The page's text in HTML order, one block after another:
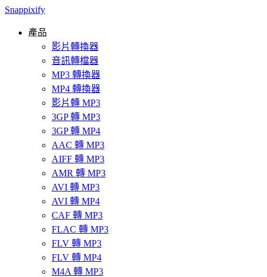
Snappixify
產品
影片轉換器
音訊轉檔器
MP3 轉換器
MP4 轉換器
影片轉 MP3
3GP 轉 MP3
3GP 轉 MP4
AAC 轉 MP3
AIFF 轉 MP3
AMR 轉 MP3
AVI 轉 MP3
AVI 轉 MP4
CAF 轉 MP3
FLAC 轉 MP3
FLV 轉 MP3
FLV 轉 MP4
M4A 轉 MP3